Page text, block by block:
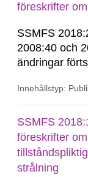
föreskrifter
SSMFS
2008:40 och
ändringar
Innehållstyp:
SSMFS
föreskrifter
strålning